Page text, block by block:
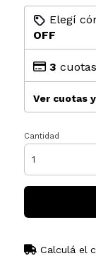
Elegí
OFF
3
Ver cuotas
Cantidad
Calculá el